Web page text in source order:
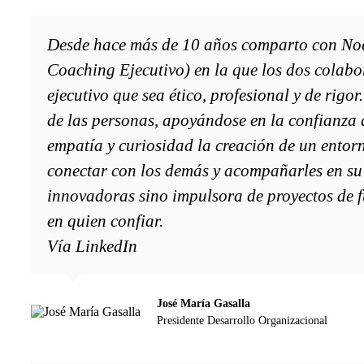
Desde hace más de 10 años comparto con
Coaching Ejecutivo) en la que los dos
ejecutivo que sea ético, profesional y de
de las personas, apoyándose en la
empatía y curiosidad la creación de un
conectar con los demás y acompañarles en
innovadoras sino impulsora de proyectos de
en quien confiar.
Vía LinkedIn
José María Gasalla
Presidente Desarrollo Organizacional